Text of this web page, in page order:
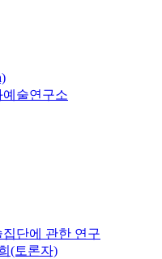
술연구소
단에 관한 연구
(토론자)